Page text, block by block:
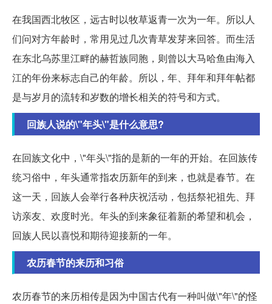
在我国西北牧区，远古时以牧草返青一次为一年。所以人
们问对方年龄时，常用见过几次青草发芽来回答。而生活
在东北乌苏里江畔的赫哲族同胞，则曾以大马哈鱼由海入
江的年份来标志自己的年龄。所以，年、拜年和拜年帖都
是与岁月的流转和岁数的增长相关的符号和方式。
回族人说的\"年头\"是什么意思?
在回族文化中，\"年头\"指的是新的一年的开始。在回族传
统习俗中，年头通常指农历新年的到来，也就是春节。在
这一天，回族人会举行各种庆祝活动，包括祭祀祖先、拜
访亲友、欢度时光。年头的到来象征着新的希望和机会，
回族人民以喜悦和期待迎接新的一年。
农历春节的来历和习俗
农历春节的来历相传是因为中国古代有一种叫做\"年\"的怪